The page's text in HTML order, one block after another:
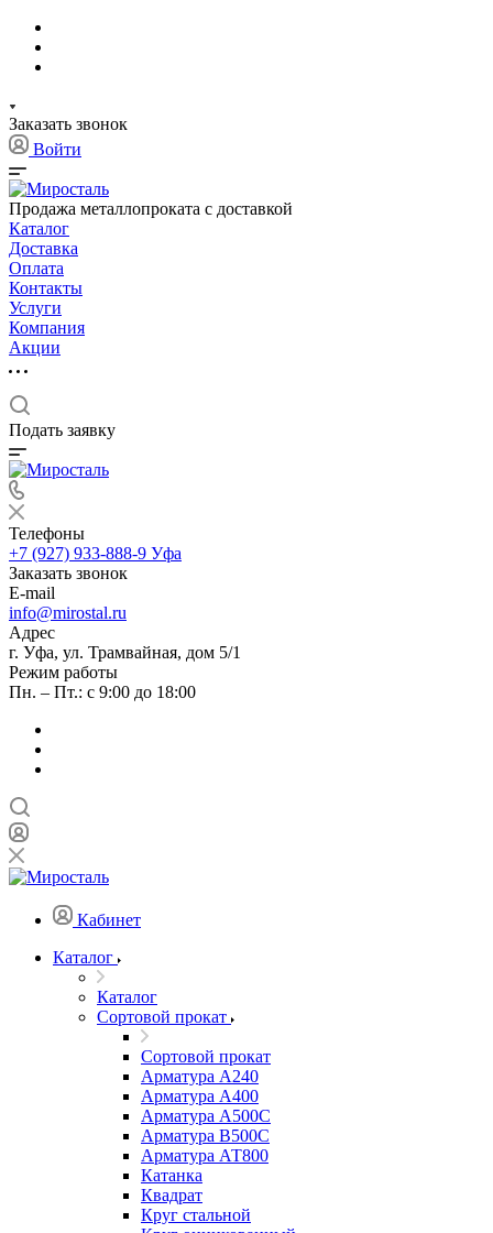
Заказать звонок
Войти
Продажа металлопроката с доставкой
Каталог
Доставка
Оплата
Контакты
Услуги
Компания
Акции
Подать заявку
Телефоны
+7 (927) 933-888-9 Уфа
Заказать звонок
E-mail
info@mirostal.ru
Адрес
г. Уфа, ул. Трамвайная, дом 5/1
Режим работы
Пн. – Пт.: с 9:00 до 18:00
Кабинет
Каталог
Каталог
Сортовой прокат
Сортовой прокат
Арматура А240
Арматура А400
Арматура А500C
Арматура В500С
Арматура АТ800
Катанка
Квадрат
Круг стальной